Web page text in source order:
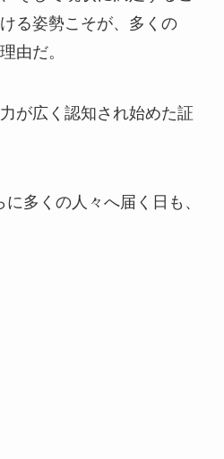
る姿勢こそが、多くの
由だ。
が広く認知され始めた証
多くの人々へ届く日も、